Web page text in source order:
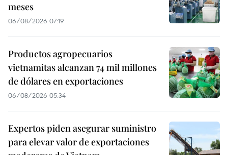
meses
06/08/2026 07:19
Productos agropecuarios
vietnamitas alcanzan 74 mil millones
de dólares en exportaciones
06/08/2026 05:34
Expertos piden asegurar suministro
para elevar valor de exportaciones